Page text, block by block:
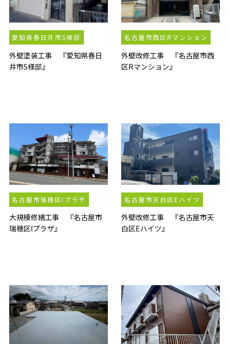
愛知県春日井市S様邸
外壁塗装工事 『愛知県春日
井市S様邸』
名古屋市西区Rマンション
外壁改修工事 『名古屋市西
区Rマンション』
名古屋市瑞穂区Iプラザ
大規模修繕工事 『名古屋市
瑞穂区Iプラザ』
名古屋市天白区Eハイツ
外壁改修工事 『名古屋市天
白区Eハイツ』